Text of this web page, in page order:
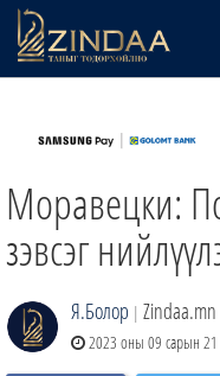
ТВ8
ӨГЛӨӨНИЙ СОНИН
АУДИО ЗОХИОЛ
Моравецки:
зэвсэг
Я.Болор | Zindaa.mn
2023 оны 09 сарын 21